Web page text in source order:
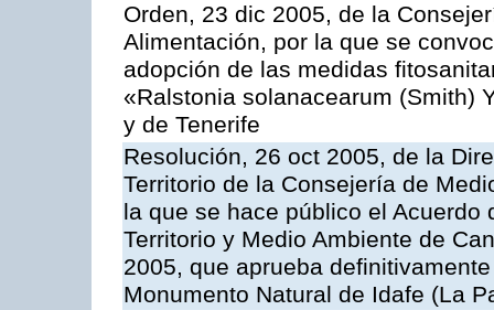
Orden, 23 dic 2005, de la
Alimentación, por la que se
adopción de las medidas
«Ralstonia solanacearum (Smith)
y de Tenerife
Resolución, 26 oct 2005, de la
Territorio de la Consejería de
la que se hace público el
Territorio y Medio Ambiente de
2005, que aprueba
Monumento Natural de Idafe (La